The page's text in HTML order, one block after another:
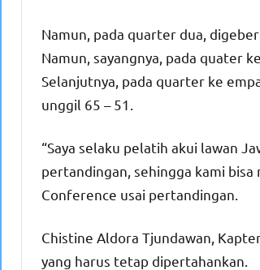
Namun, pada quarter dua,
Namun, sayangnya, pada quater
Selanjutnya, pada quarter ke
unggil 65 – 51.
“Saya selaku pelatih akui lawan
pertandingan, sehingga kami bisa
Conference usai pertandingan.
Chistine Aldora Tjundawan,
yang harus tetap dipertahankan.